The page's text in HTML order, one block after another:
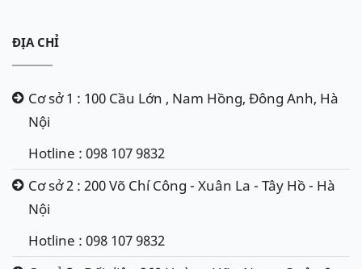
ĐỊA CHỈ
Cơ sở 1 : 100 Cầu Lớn , Nam Hồng, Đông Anh, Hà
Nội
Hotline : 098 107 9832
Cơ sở 2 : 200 Võ Chí Công - Xuân La - Tây Hồ - Hà
Nội
Hotline : 098 107 9832